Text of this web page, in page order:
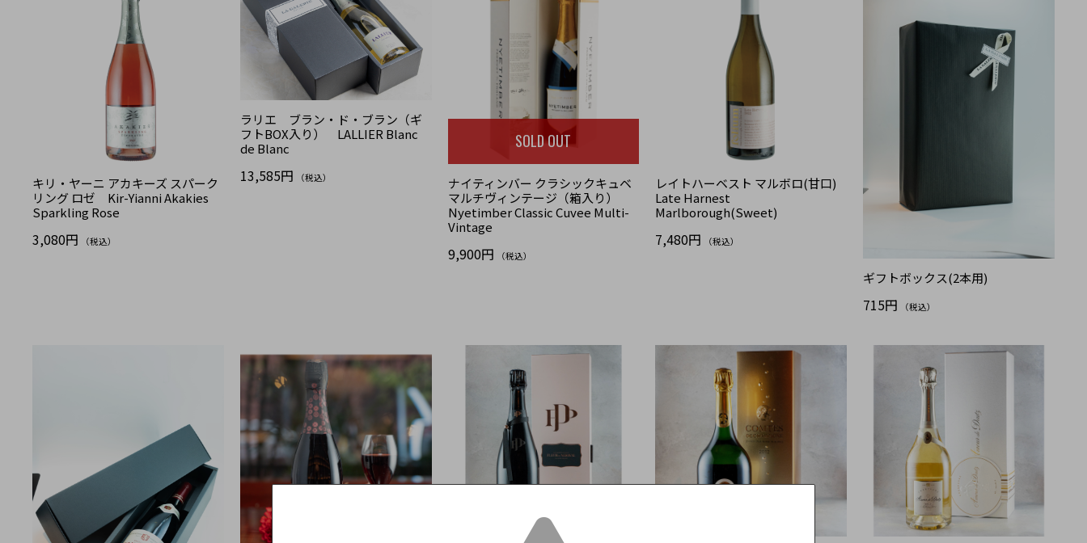
キリ・ヤーニ アカキーズ スパーク
リング ロゼ Kir-Yianni Akakies
Sparkling Rose
3,080円 （税込）
ラリエ ブラン・ド・ブラン（ギ
フトBOX入り） LALLIER Blanc
de Blanc
13,585円 （税込）
SOLD OUT
ナイティンバー クラシックキュベ
マルチヴィンテージ（箱入り）
Nyetimber Classic Cuvee Multi-
Vintage
9,900円 （税込）
レイトハーベスト マルボロ(甘口)
Late Harnest
Marlborough(Sweet)
7,480円 （税込）
ギフトボックス(2本用)
715円 （税込）
SOLD OUT